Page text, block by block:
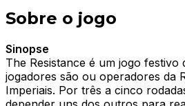
Sobre o jogo
Sinopse
The Resistance é um jogo festivo
jogadores são ou operadores da
Imperiais. Por três a cinco